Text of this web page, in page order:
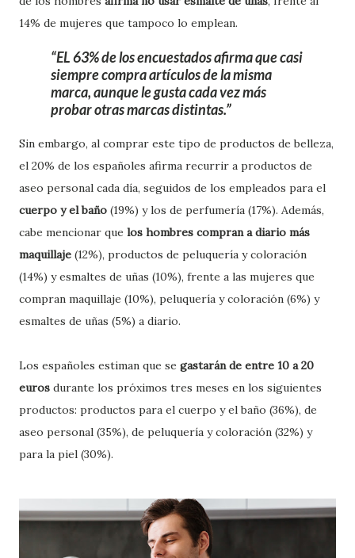
14% de mujeres que tampoco lo emplean.
EL 63% de los encuestados afirma que casi
siempre compra artículos de la misma
marca, aunque le gusta cada vez más
probar otras marcas distintas.
Sin embargo, al comprar este tipo de productos de belleza,
el 20% de los españoles afirma recurrir a productos de
aseo personal cada día, seguidos de los empleados para el
cuerpo y el baño (19%) y los de perfumería (17%). Además,
cabe mencionar que los hombres compran a diario más
maquillaje (12%), productos de peluquería y coloración
(14%) y esmaltes de uñas (10%), frente a las mujeres que
compran maquillaje (10%), peluquería y coloración (6%) y
esmaltes de uñas (5%) a diario.
Los españoles estiman que se gastarán de entre 10 a 20
euros durante los próximos tres meses en los siguientes
productos: productos para el cuerpo y el baño (36%), de
aseo personal (35%), de peluquería y coloración (32%) y
para la piel (30%).